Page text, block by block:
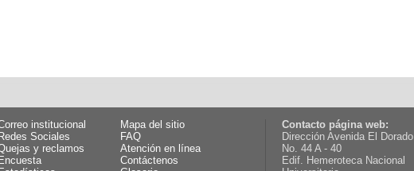
institucional
Mapa del sitio
Redes Sociales
FAQ
y reclamos
Atención en línea
Encuesta
Contáctenos
Contacto página web:
Dirección Avenida El Dorado
No. 44 A - 40
Edif. Hemeroteca Nacional